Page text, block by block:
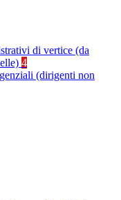
di vertice (da
4
(dirigenti non